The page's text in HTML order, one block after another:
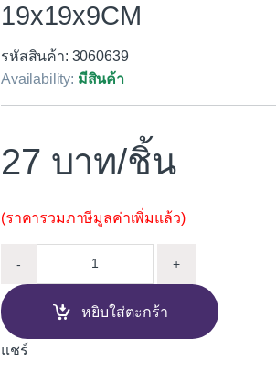
19x19x9CM
รหัสสินค้า: 3060639
Availability: มีสินค้า
27 /ชิ้น
(ราคารวมภาษีมูลค่าเพิ่มแล้ว)
- +
หยิบใส่ตะกร้า
แชร์